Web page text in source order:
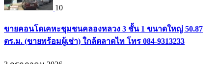
10
ขายคอนโดเคหะชุมชนคลองหลวง 3 ชั้น 1 ขนาดใหญ่ 50.87
ตร.ม. (ขายพร้อมผู้เช่า) ใกล้ตลาดไท โทร 084-9313233